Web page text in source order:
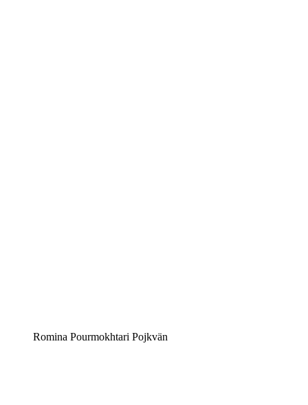
Romina Pourmokhtari Pojkvän